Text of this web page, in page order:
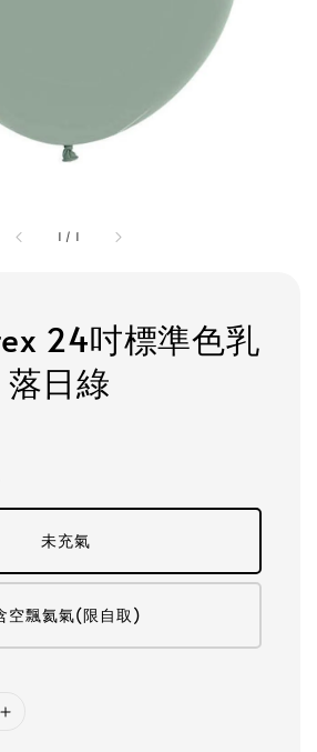
1 / 1
24吋標準色乳
日綠
未充氣
空飄氦氣(限自取)